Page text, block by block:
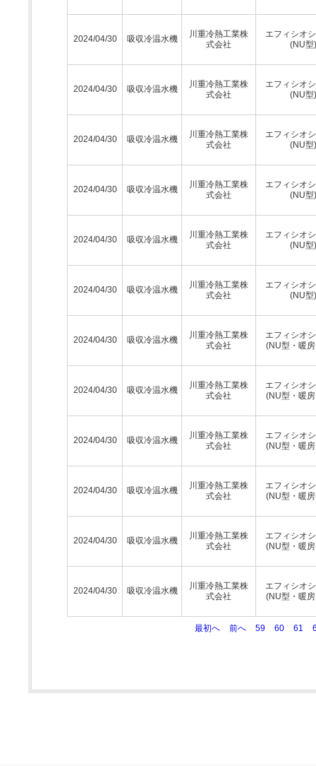
2024/04/30 吸収冷温水機
川重冷熱工業株
式会社
エフィシオ
(NU型)
2024/04/30 吸収冷温水機
川重冷熱工業株
式会社
エフィシオ
(NU型)
2024/04/30 吸収冷温水機
川重冷熱工業株
式会社
エフィシオ
(NU型)
2024/04/30 吸収冷温水機
川重冷熱工業株
式会社
エフィシオ
(NU型)
2024/04/30 吸収冷温水機
川重冷熱工業株
式会社
エフィシオ
(NU型)
2024/04/30 吸収冷温水機
川重冷熱工業株
式会社
エフィシオ
(NU型)
2024/04/30 吸収冷温水機
川重冷熱工業株
式会社
エフィシオ
(NU型・暖
2024/04/30 吸収冷温水機
川重冷熱工業株
式会社
エフィシオ
(NU型・暖
2024/04/30 吸収冷温水機
川重冷熱工業株
式会社
エフィシオ
(NU型・暖
2024/04/30 吸収冷温水機
川重冷熱工業株
式会社
エフィシオ
(NU型・暖
2024/04/30 吸収冷温水機
川重冷熱工業株
式会社
エフィシオ
(NU型・暖
2024/04/30 吸収冷温水機
川重冷熱工業株
式会社
エフィシオ
(NU型・暖
最初へ 前へ 59 60 61